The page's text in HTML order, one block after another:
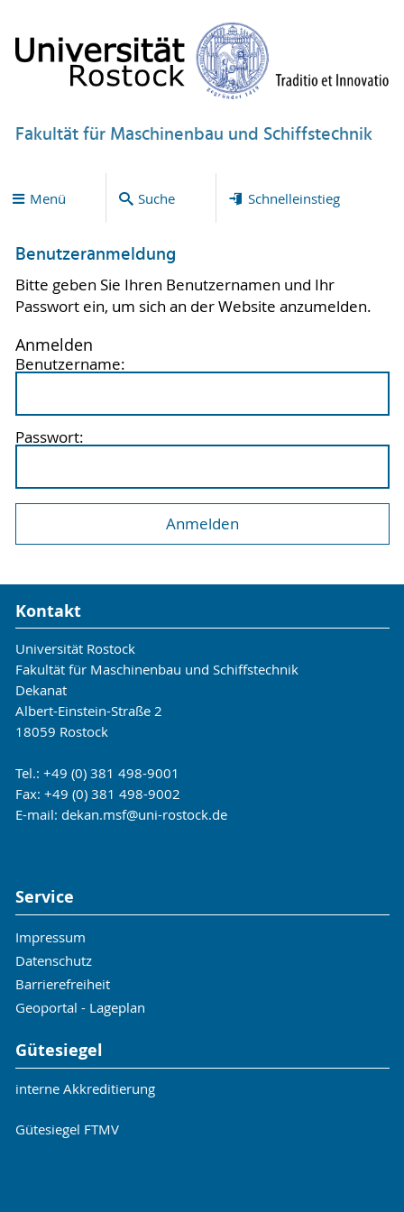
Fakultät für Maschinenbau und Schiffstechnik
Menü Suche Schnelleinstieg
Benutzeranmeldung
Bitte geben Sie Ihren Benutzernamen und Ihr
Passwort ein, um sich an der Website anzumelden.
Anmelden
Benutzername:
Passwort:
Kontakt
Universität Rostock
Fakultät für Maschinenbau und Schiffstechnik
Dekanat
Albert-Einstein-Straße 2
18059 Rostock
Tel.: +49 (0) 381 498-9001
Fax: +49 (0) 381 498-9002
E-mail: dekan.msf@uni-rostock.de
Service
Impressum
Datenschutz
Barrierefreiheit
Geoportal - Lageplan
Gütesiegel
interne Akkreditierung
Gütesiegel FTMV